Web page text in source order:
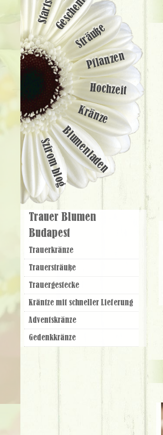
Geschenke
Sträuße
Pflanzen
Hochzeit
Kränze
Blumenladen
Szirom blog
Trauer Blumen
Budapest
Trauer­kränze
Trauer­sträuße
Trauer­gestecke
Kräntze mit schneller Lieferung
Adventskränze
Gedenkkränze